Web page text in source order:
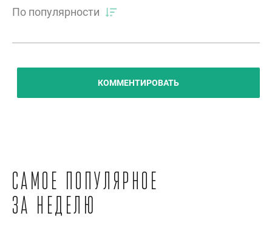
По популярности
КОММЕНТИРОВАТЬ
Самое популярное
за неделю